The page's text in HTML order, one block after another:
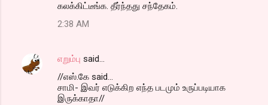
கலக்கிட்டீங்க. தீர்ந்தது சந்தேகம்.
2:38 AM
எறும்பு said…
//எஸ்.கே said...
சாமி- இவர் எடுக்கிற எந்த படமும் உருப்படியாக
இருக்காதா//